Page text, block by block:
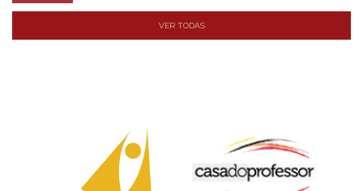
VER TODAS